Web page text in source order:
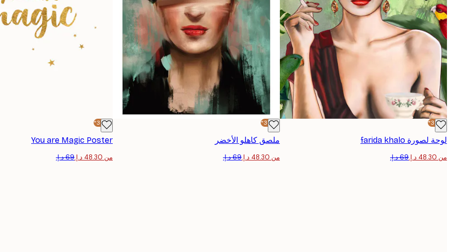
-30%*
لوحة لصورة farida khalo
من ‏48.30 د.إ.‏
-30%*
ملصق كاهلو الأخضر
من ‏48.30 د.إ.‏
-30%*
You are Magic Poster
من ‏48.30 د.إ.‏